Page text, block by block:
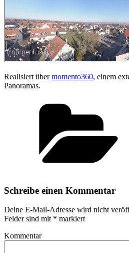
Realisiert übermomento360, einem
Panoramas.
Schreibe einen Kommentar
Deine E-Mail-Adresse wird nicht
Felder sind mit * markiert
Kommentar